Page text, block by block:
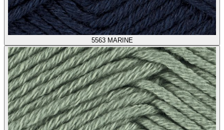
5563 MARINE